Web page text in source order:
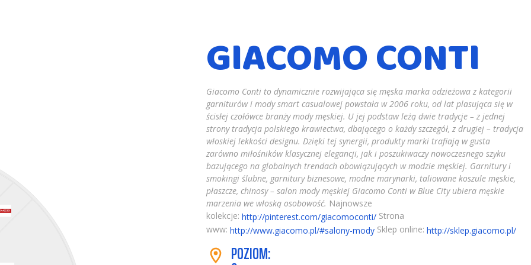
GIACOMO CONTI
Giacomo Conti to dynamicznie rozwijająca się męska marka odzieżowa z kategorii
garniturów i mody smart casualowej powstała w 2006 roku, od lat plasująca się w
ścisłej czołówce branży mody męskiej. U jej podstaw leżą dwie tradycje – z jednej
strony tradycja polskiego krawiectwa, dbającego o każdy szczegół, z drugiej – tradycja
włoskiej lekkości designu. Dzięki tej synergii, produkty marki trafiają w gusta
zarówno miłośników klasycznej elegancji, jak i poszukiwaczy nowoczesnego szyku
bazującego na globalnych trendach obowiązujących w modzie męskiej. Garnitury i
smokingi ślubne, garnitury biznesowe, modne marynarki, taliowane koszule męskie,
płaszcze, chinosy – salon mody męskiej Giacomo Conti w Blue City ubiera męskie
marzenia we włoską osobowość. Najnowsze
kolekcje: http://pinterest.com/giacomoconti/Strona
www: http://www.giacomo.pl/#salony-modySklep online: http://sklep.giacomo.pl/
POZIOM: